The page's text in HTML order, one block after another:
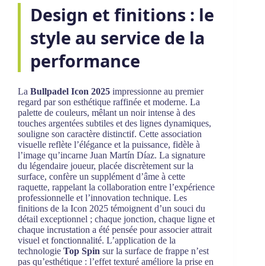
Design et finitions : le
style au service de la
performance
La Bullpadel Icon 2025 impressionne au premier
regard par son esthétique raffinée et moderne. La
palette de couleurs, mêlant un noir intense à des
touches argentées subtiles et des lignes dynamiques,
souligne son caractère distinctif. Cette association
visuelle reflète l’élégance et la puissance, fidèle à
l’image qu’incarne Juan Martín Díaz. La signature
du légendaire joueur, placée discrètement sur la
surface, confère un supplément d’âme à cette
raquette, rappelant la collaboration entre l’expérience
professionnelle et l’innovation technique. Les
finitions de la Icon 2025 témoignent d’un souci du
détail exceptionnel ; chaque jonction, chaque ligne et
chaque incrustation a été pensée pour associer attrait
visuel et fonctionnalité. L’application de la
technologie Top Spin sur la surface de frappe n’est
pas qu’esthétique : l’effet texturé améliore la prise en